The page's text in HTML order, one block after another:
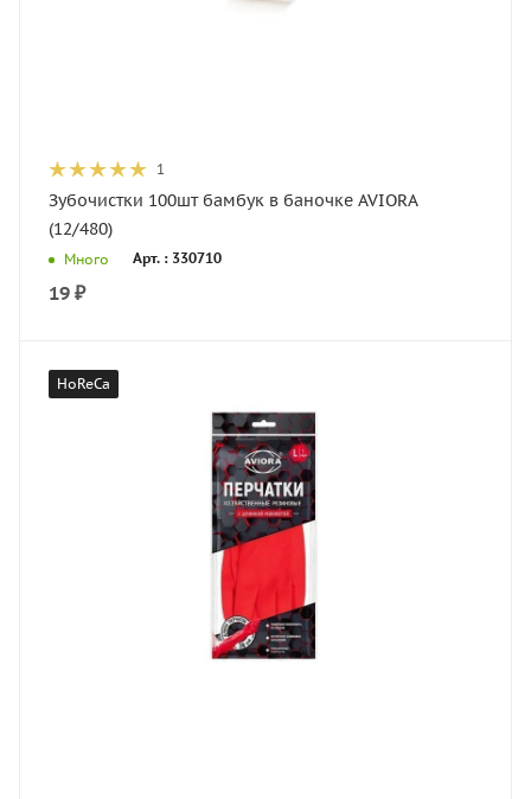
1
Зубочистки 100шт бамбук в баночке AVIORA
(12/480)
Много Арт. : 330710
19 ₽
HoReCa